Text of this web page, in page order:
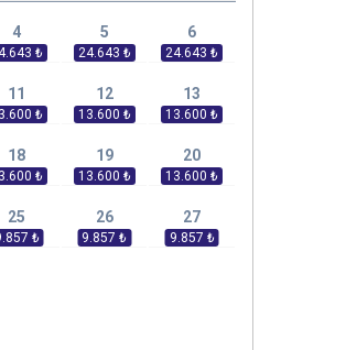
4 5 6
11 12 13
18 19 20
25 26 27